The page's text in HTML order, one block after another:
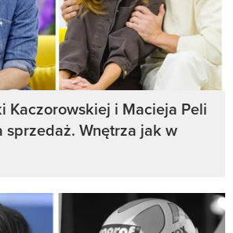
Kaczorowskiej i Macieja Peli
sprzedaż. Wnętrza jak w